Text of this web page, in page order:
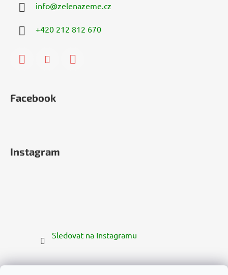
info@zelenazeme.cz
+420 212 812 670
Facebook
Instagram
Sledovat na Instagramu